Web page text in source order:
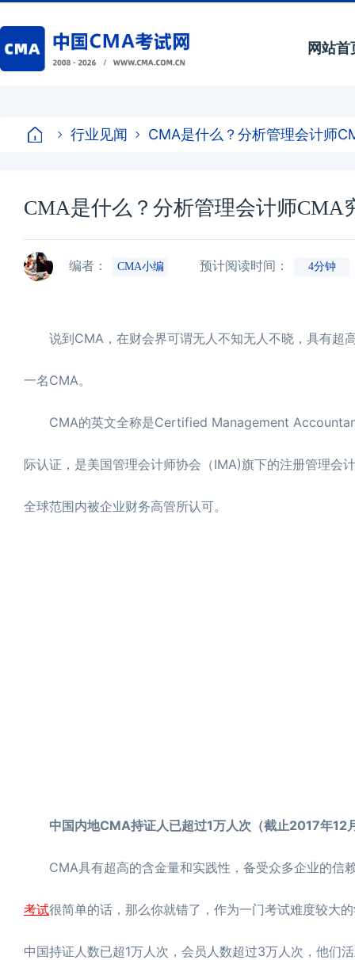
网站首
行业见闻 CMA是什么？分析管理会计师
CMA是什么？分析管理会计师CMA
编者： CMA小编 预计阅读时间： 4分钟
说到CMA，在财会界可谓无人不知无人不晓，具有超
一名CMA。
CMA的英文全称是Certified Management Accountant
际认证，是美国管理会计师协会（IMA)旗下的注册管理会
全球范围内被企业财务高管所认可。
中国内地CMA持证人已超过1万人次（截止2017年12
CMA具有超高的含金量和实践性，备受众多企业的信
考试很简单的话，那么你就错了，作为一门考试难度较大
中国持证人数已超1万人次，会员人数超过3万人次，他们